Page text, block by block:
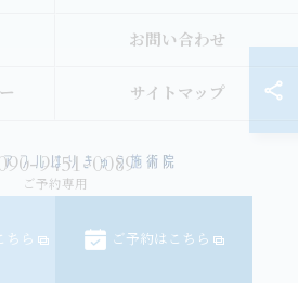
9451-0089
ご予約専用
ちら ご予約はこちら
お問い合わせ
サイトマップ
ならケアフルはりきゅう施術院 ALL RIGHTS